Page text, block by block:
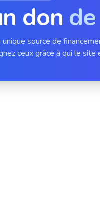
don
source de
ceux grâce à qui le site